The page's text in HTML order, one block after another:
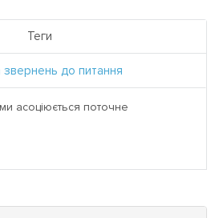
Теги
звернень до питання
асоціюється поточне